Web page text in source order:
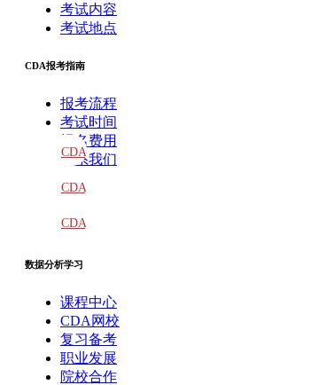
考试内容
考试地点
CDA报考指南
报考流程
考试时间
报名费用
联系我们
数据分析学习
课程中心
CDA网校
复习备考
职业发展
院校合作
CDA
教材
CDA
题库
CDA